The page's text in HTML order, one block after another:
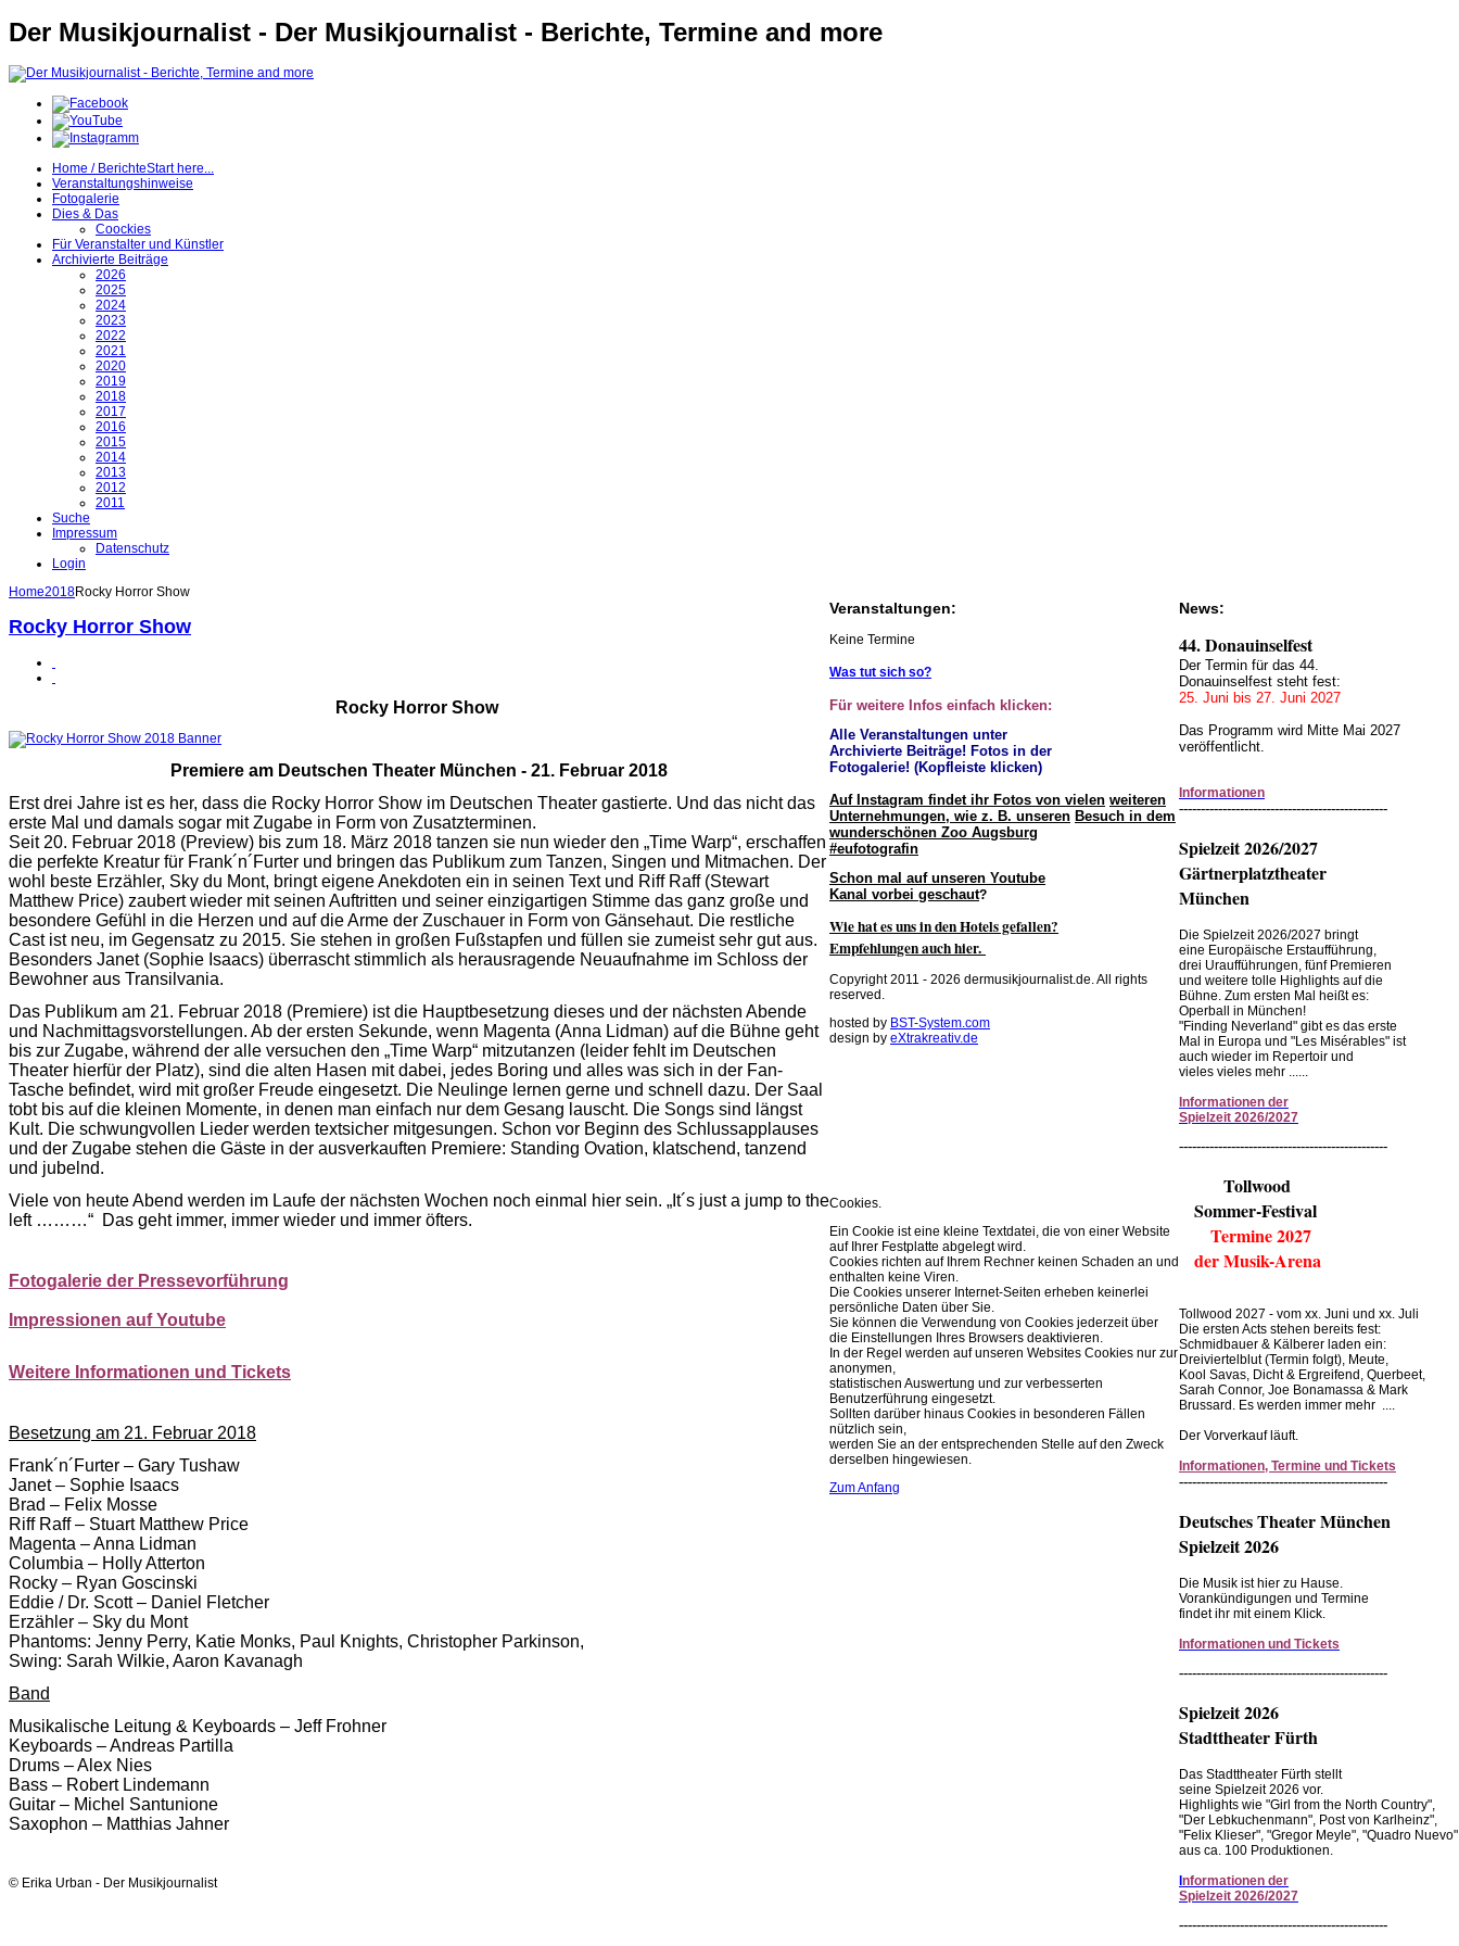
Der Musikjournalist - Der Musikjournalist - Berichte, Termine and more
Home / BerichteStart here...
Veranstaltungshinweise
Fotogalerie
Dies & Das
Coockies
Für Veranstalter und Künstler
Archivierte Beiträge
2026
2025
2024
2023
2022
2021
2020
2019
2018
2017
2016
2015
2014
2013
2012
2011
Suche
Impressum
Datenschutz
Login
Home2018Rocky Horror Show
Rocky Horror Show
Rocky Horror Show
Premiere am Deutschen Theater München - 21. Februar 2018
Erst drei Jahre ist es her, dass die Rocky Horror Show im Deutschen Theater gastierte. Und das nicht das
erste Mal und damals sogar mit Zugabe in Form von Zusatzterminen.
Seit 20. Februar 2018 (Preview) bis zum 18. März 2018 tanzen sie nun wieder den „Time Warp“, erschaffen
die perfekte Kreatur für Frank´n´Furter und bringen das Publikum zum Tanzen, Singen und Mitmachen. Der
wohl beste Erzähler, Sky du Mont, bringt eigene Anekdoten ein in seinen Text und Riff Raff (Stewart
Matthew Price) zaubert wieder mit seinen Auftritten und seiner einzigartigen Stimme das ganz große und
besondere Gefühl in die Herzen und auf die Arme der Zuschauer in Form von Gänsehaut. Die restliche
Cast ist neu, im Gegensatz zu 2015. Sie stehen in großen Fußstapfen und füllen sie zumeist sehr gut aus.
Besonders Janet (Sophie Isaacs) überrascht stimmlich als herausragende Neuaufnahme im Schloss der
Bewohner aus Transilvania.
Das Publikum am 21. Februar 2018 (Premiere) ist die Hauptbesetzung dieses und der nächsten Abende
und Nachmittagsvorstellungen. Ab der ersten Sekunde, wenn Magenta (Anna Lidman) auf die Bühne geht
bis zur Zugabe, während der alle versuchen den „Time Warp“ mitzutanzen (leider fehlt im Deutschen
Theater hierfür der Platz), sind die alten Hasen mit dabei, jedes Boring und alles was sich in der Fan-
Tasche befindet, wird mit großer Freude eingesetzt. Die Neulinge lernen gerne und schnell dazu. Der Saal
tobt bis auf die kleinen Momente, in denen man einfach nur dem Gesang lauscht. Die Songs sind längst
Kult. Die schwungvollen Lieder werden textsicher mitgesungen. Schon vor Beginn des Schlussapplauses
und der Zugabe stehen die Gäste in der ausverkauften Premiere: Standing Ovation, klatschend, tanzend
und jubelnd.
Viele von heute Abend werden im Laufe der nächsten Wochen noch einmal hier sein. „It´s just a jump to the
left ………“ Das geht immer, immer wieder und immer öfters.
Fotogalerie der Pressevorführung
Impressionen auf Youtube
Weitere Informationen und Tickets
Besetzung am 21. Februar 2018
Frank´n´Furter – Gary Tushaw
Janet – Sophie Isaacs
Brad – Felix Mosse
Riff Raff – Stuart Matthew Price
Magenta – Anna Lidman
Columbia – Holly Atterton
Rocky – Ryan Goscinski
Eddie / Dr. Scott – Daniel Fletcher
Erzähler – Sky du Mont
Phantoms: Jenny Perry, Katie Monks, Paul Knights, Christopher Parkinson,
Swing: Sarah Wilkie, Aaron Kavanagh
Band
Musikalische Leitung & Keyboards – Jeff Frohner
Keyboards – Andreas Partilla
Drums – Alex Nies
Bass – Robert Lindemann
Guitar – Michel Santunione
Saxophon – Matthias Jahner
© Erika Urban - Der Musikjournalist
Veranstaltungen:
Keine Termine
Was tut sich so?
Für weitere Infos einfach klicken:
Alle Veranstaltungen unter
Archivierte Beiträge! Fotos in der
Fotogalerie! (Kopfleiste klicken)
Auf Instagram findet ihr Fotos von vielen weiteren
Unternehmungen, wie z. B. unseren Besuch in dem
wunderschönen Zoo Augsburg
#eufotografin
Schon mal auf unseren Youtube
Kanal vorbei geschaut?
Wie hat es uns in den Hotels gefallen?
Empfehlungen auch hier.
News:
44. Donauinselfest
Der Termin für das 44.
Donauinselfest steht fest:
25. Juni bis 27. Juni 2027
Das Programm wird Mitte Mai 2027
veröffentlicht.
Informationen
------------------------------------------------
Spielzeit 2026/2027
Gärtnerplatztheater
München
Die Spielzeit 2026/2027 bringt
eine Europäische Erstaufführung,
drei Uraufführungen, fünf Premieren
und weitere tolle Highlights auf die
Bühne. Zum ersten Mal heißt es:
Operball in München!
"Finding Neverland" gibt es das erste
Mal in Europa und "Les Misérables" ist
auch wieder im Repertoir und
vieles vieles mehr ......
Informationen der
Spielzeit 2026/2027
------------------------------------------------
Tollwood
Sommer-Festival
Termine 2027
der Musik-Arena
Tollwood 2027 - vom xx. Juni und xx. Juli
Die ersten Acts stehen bereits fest:
Schmidbauer & Kälberer laden ein:
Dreiviertelblut (Termin folgt), Meute,
Kool Savas, Dicht & Ergreifend, Querbeet,
Sarah Connor, Joe Bonamassa & Mark
Brussard. Es werden immer mehr ....
Der Vorverkauf läuft.
Informationen, Termine und Tickets
------------------------------------------------
Deutsches Theater München
Spielzeit 2026
Die Musik ist hier zu Hause.
Vorankündigungen und Termine
findet ihr mit einem Klick.
Informationen und Tickets
------------------------------------------------
Spielzeit 2026
Stadttheater Fürth
Das Stadttheater Fürth stellt
seine Spielzeit 2026 vor.
Highlights wie "Girl from the North Country",
"Der Lebkuchenmann", Post von Karlheinz",
"Felix Klieser", "Gregor Meyle", "Quadro Nuevo"
aus ca. 100 Produktionen.
Informationen der
Spielzeit 2026/2027
------------------------------------------------
Copyright 2011 - 2026 dermusikjournalist.de. All rights
reserved.
hosted by BST-System.com
design by eXtrakreativ.de
Cookies.
Ein Cookie ist eine kleine Textdatei, die von einer Website
auf Ihrer Festplatte abgelegt wird.
Cookies richten auf Ihrem Rechner keinen Schaden an und
enthalten keine Viren.
Die Cookies unserer Internet-Seiten erheben keinerlei
persönliche Daten über Sie.
Sie können die Verwendung von Cookies jederzeit über
die Einstellungen Ihres Browsers deaktivieren.
In der Regel werden auf unseren Websites Cookies nur zur
anonymen,
statistischen Auswertung und zur verbesserten
Benutzerführung eingesetzt.
Sollten darüber hinaus Cookies in besonderen Fällen
nützlich sein,
werden Sie an der entsprechenden Stelle auf den Zweck
derselben hingewiesen.
Zum Anfang